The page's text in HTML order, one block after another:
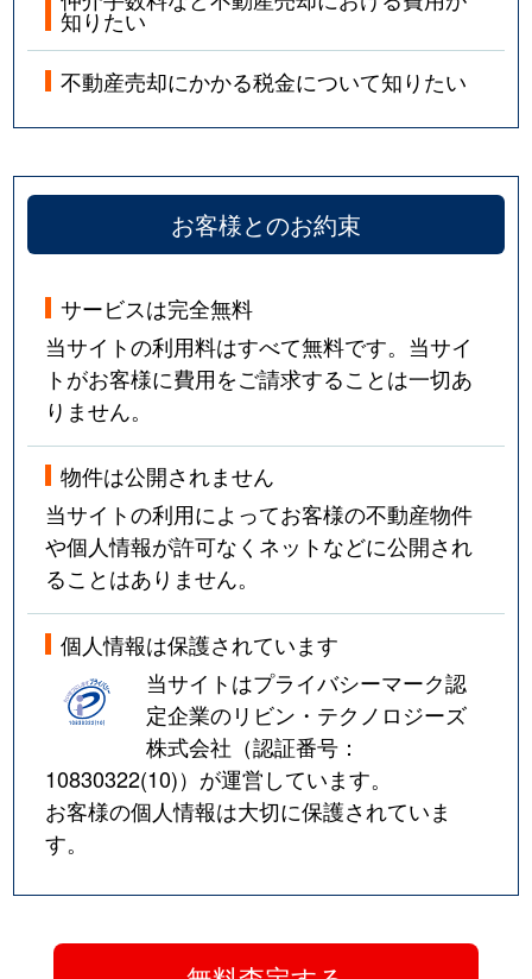
知りたい
不動産売却にかかる税金について知りたい
お客様とのお約束
サービスは完全無料
当サイトの利用料はすべて無料です。当サイ
トがお客様に費用をご請求することは一切あ
りません。
物件は公開されません
当サイトの利用によってお客様の不動産物件
や個人情報が許可なくネットなどに公開され
ることはありません。
個人情報は保護されています
当サイトはプライバシーマーク認
定企業のリビン・テクノロジーズ
株式会社（認証番号：
10830322(10)）が運営しています。
お客様の個人情報は大切に保護されていま
す。